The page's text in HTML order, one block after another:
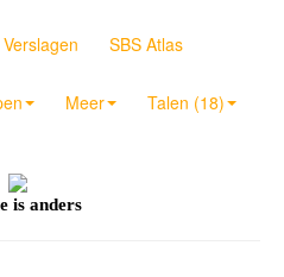
Verslagen SBS Atlas
Meer Talen (18)
is anders